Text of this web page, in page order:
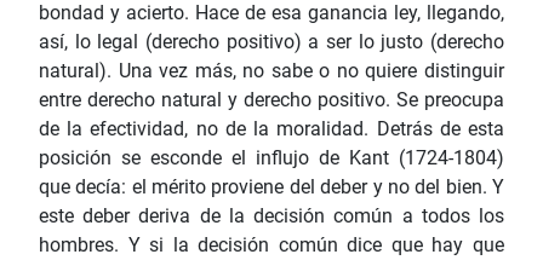
bondad y acierto. Hace de esa ganancia ley, llegando,
así, lo legal (derecho positivo) a ser lo justo (derecho
natural). Una vez más, no sabe o no quiere distinguir
entre derecho natural y derecho positivo. Se preocupa
de la efectividad, no de la moralidad. Detrás de esta
posición se esconde el influjo de Kant (1724-1804)
que decía: el mérito proviene del deber y no del bien. Y
este deber deriva de la decisión común a todos los
hombres. Y si la decisión común dice que hay que